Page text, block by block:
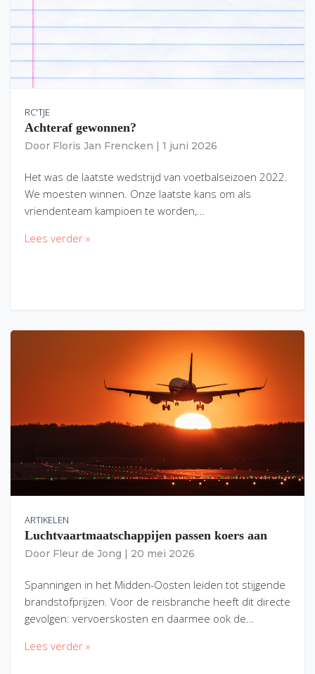
RC'TJE
Achteraf gewonnen?
Door Floris Jan Frencken 1 juni 2026
Het was de laatste wedstrijd van voetbalseizoen 2022.
We moesten winnen. Onze laatste kans om als
vriendenteam kampioen te worden,…
Lees verder »
ARTIKELEN
Luchtvaartmaatschappijen passen koers aan
Door Fleur de Jong 20 mei 2026
Spanningen in het Midden-Oosten leiden tot stijgende
brandstofprijzen. Voor de reisbranche heeft dit directe
gevolgen: vervoerskosten en daarmee ook de…
Lees verder »